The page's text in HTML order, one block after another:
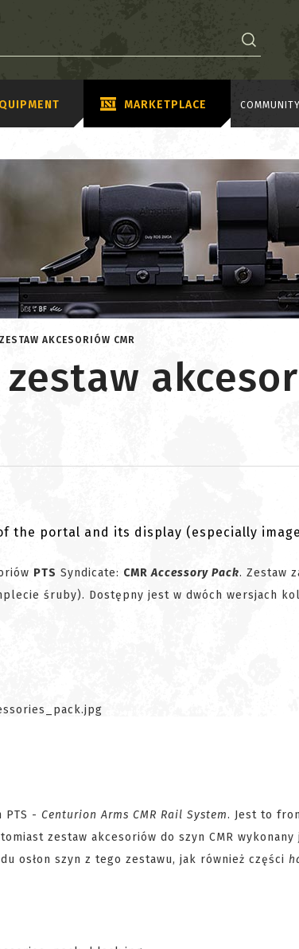
MARKETPLACE COMMUNITY
AKCESORIÓW CMR
the portal and its display (especially
PTS Syndicate: CMRAccessory Pack. Zestaw
śruby). Dostępny jest w dwóch wersjach
- Centurion Arms CMR Rail System. Jest to
zestaw akcesoriów do szyn CMR
osłon szyn z tego zestawu, jak również części